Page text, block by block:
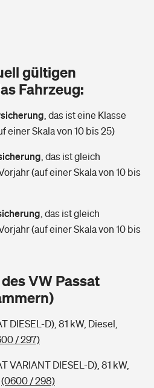
finden
ist Ihr Haus?
finden
bekomme ich im Alter?
gültigen
Fahrzeug:
das ist eine Klasse
einer Skala von 10 bis 25)
das ist gleich
(auf einer Skala von 10 bis
das ist gleich
(auf einer Skala von 10 bis
VW Passat
DIESEL-D), 81 kW, Diesel,
/ 297)
VARIANT DIESEL-D), 81 kW,
(0600 / 298)